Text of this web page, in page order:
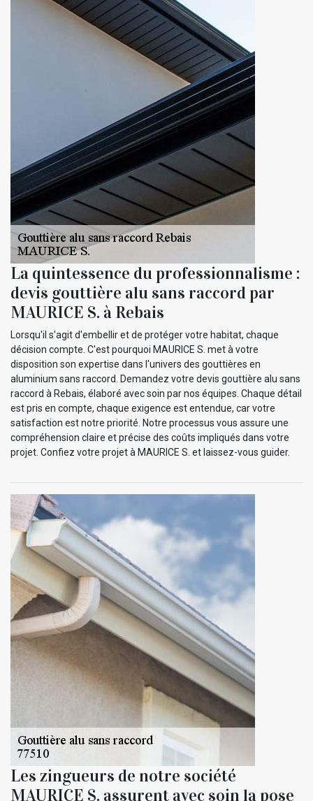
La quintessence du professionnalisme :
devis gouttière alu sans raccord par
MAURICE S. à Rebais
Lorsqu'il s'agit d'embellir et de protéger votre habitat, chaque
décision compte. C'est pourquoi MAURICE S. met à votre
disposition son expertise dans l'univers des gouttières en
aluminium sans raccord. Demandez votre devis gouttière alu sans
raccord à Rebais, élaboré avec soin par nos équipes. Chaque détail
est pris en compte, chaque exigence est entendue, car votre
satisfaction est notre priorité. Notre processus vous assure une
compréhension claire et précise des coûts impliqués dans votre
projet. Confiez votre projet à MAURICE S. et laissez-vous guider.
Les zingueurs de notre société
MAURICE S. assurent avec soin la pose